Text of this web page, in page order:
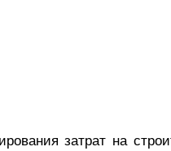
затрат на